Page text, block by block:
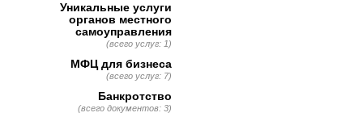
Уникальные услуги
органов местного
самоуправления
(всего услуг: 1)
МФЦ для бизнеса
(всего услуг: 7)
Банкротство
(всего документов: 3)